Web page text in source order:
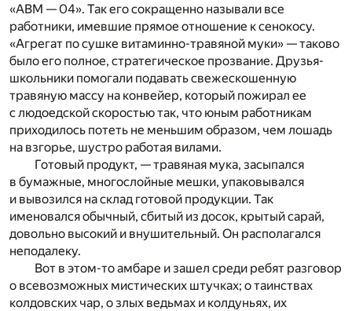
«АВМ — 04». Так его сокращенно называли все
работники, имевшие прямое отношение к сенокосу.
«Агрегат по сушке витаминно-травяной муки» — таково
было его полное, стратегическое прозвание. Друзья-
школьники помогали подавать свежескошенную
травяную массу на конвейер, который пожирал ее
с людоедской скоростью так, что юным работникам
приходилось потеть не меньшим образом, чем лошадь
на взгорье, шустро работая вилами.
Готовый продукт, — травяная мука, засыпался
в бумажные, многослойные мешки, упаковывался
и вывозился на склад готовой продукции. Так
именовался обычный, сбитый из досок, крытый сарай,
довольно высокий и внушительный. Он располагался
неподалеку.
Вот в этом-то амбаре и зашел среди ребят разговор
о всевозможных мистических штучках; о таинствах
колдовских чар, о злых ведьмах и колдуньях, их